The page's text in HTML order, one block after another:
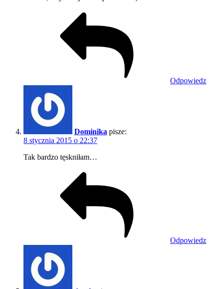
Odpowiedz
Dominika pisze:
8 stycznia 2015 o 22:37
Tak bardzo tęskniłam…
Odpowiedz